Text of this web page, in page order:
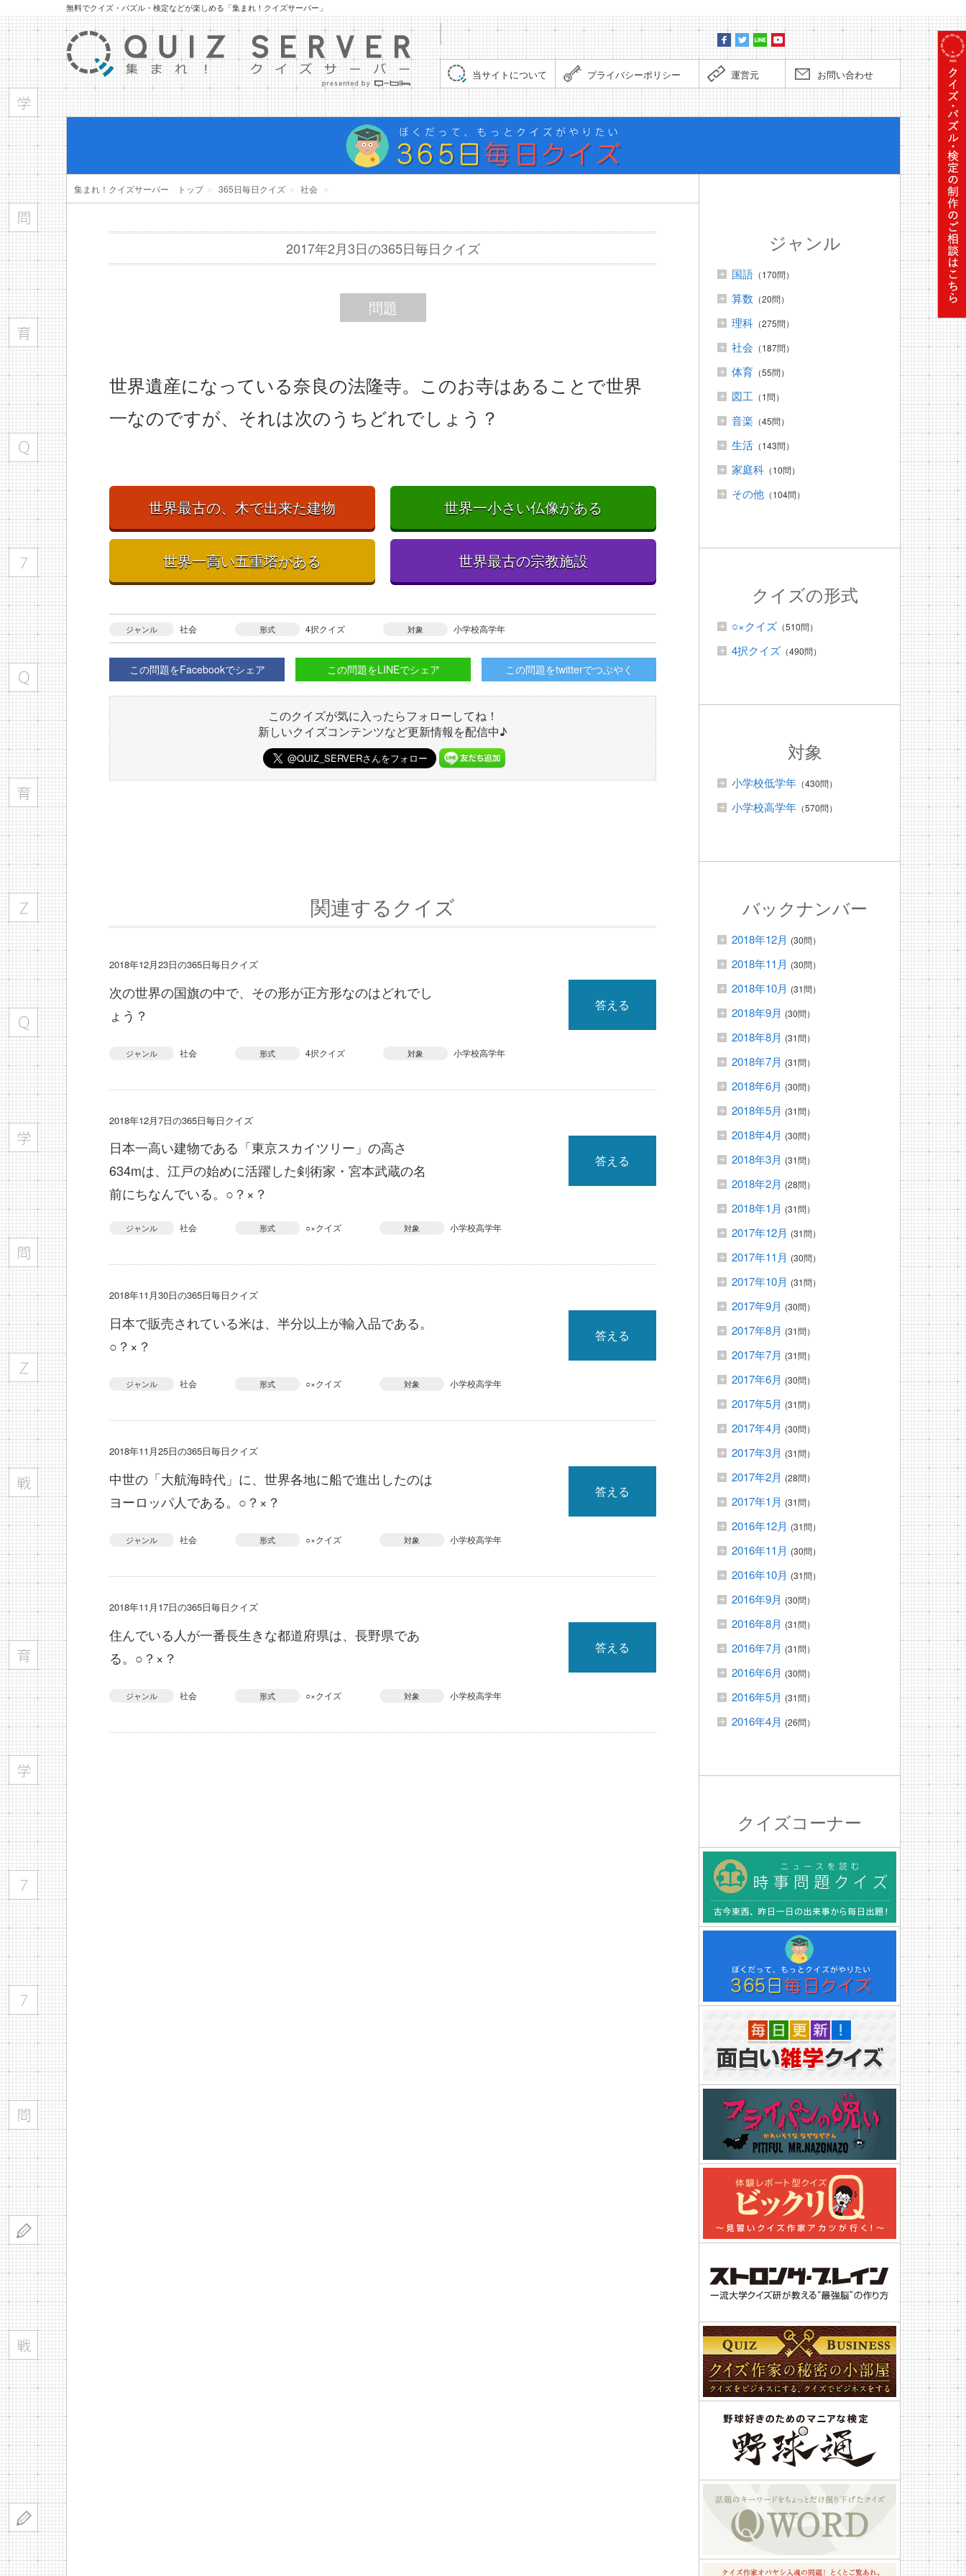
無料でクイズ・パズル・検定などが楽しめる「集まれ！クイズサーバー」
当サイトについて プライバシーポリシー 運営元 お問い合わせ
ぼくだ
集まれ！クイズサーバー トップ＞ 365日毎日クイズ ＞ 社会 ＞
2017年2月3日の365日毎日クイズ
問題
世界遺産になっている奈良の法隆寺。このお寺はあることで世界
一なのですが、それは次のうちどれでしょう？
世界最古の、木で出来た建物 世界一小さい仏像がある
世界一高い五重塔がある 世界最古の宗教施設
ジャンル 社会 形式 4択クイズ 対象 小学校高学年
この問題をFacebookでシェア この問題をLINEでシェア この問題をtwitterでつぶやく
このクイズが気に入ったらフォローしてね！
新しいクイズコンテンツなど更新情報を配信中♪
関連するクイズ
2018年12月23日の365日毎日クイズ
次の世界の国旗の中で、その形が正方形なのはどれでし
ょう？
答える
ジャンル 社会 形式 4択クイズ 対象 小学校高学年
2018年12月7日の365日毎日クイズ
日本一高い建物である「東京スカイツリー」の高さ
634mは、江戸の始めに活躍した剣術家・宮本武蔵の名
前にちなんでいる。○？×？
答える
ジャンル 社会 形式 ○×クイズ 対象 小学校高学年
2018年11月30日の365日毎日クイズ
日本で販売されている米は、半分以上が輸入品である。
○？×？
答える
ジャンル 社会 形式 ○×クイズ 対象 小学校高学年
2018年11月25日の365日毎日クイズ
中世の「大航海時代」に、世界各地に船で進出したのは
ヨーロッパ人である。○？×？
答える
ジャンル 社会 形式 ○×クイズ 対象 小学校高学年
2018年11月17日の365日毎日クイズ
住んでいる人が一番長生きな都道府県は、長野県であ
る。○？×？
答える
ジャンル 社会 形式 ○×クイズ 対象 小学校高学年
ジャンル
国語 （170問）
算数 （20問）
理科 （275問）
社会 （187問）
体育 （55問）
図工 （1問）
音楽 （45問）
生活 （143問）
家庭科 （10問）
その他 （104問）
クイズの形式
○×クイズ （510問）
4択クイズ （490問）
対象
小学校低学年 （430問）
小学校高学年 （570問）
バックナンバー
2018年12月 (30問）
2018年11月 (30問）
2018年10月 (31問）
2018年9月 (30問）
2018年8月 (31問）
2018年7月 (31問）
2018年6月 (30問）
2018年5月 (31問）
2018年4月 (30問）
2018年3月 (31問）
2018年2月 (28問）
2018年1月 (31問）
2017年12月 (31問）
2017年11月 (30問）
2017年10月 (31問）
2017年9月 (30問）
2017年8月 (31問）
2017年7月 (31問）
2017年6月 (30問）
2017年5月 (31問）
2017年4月 (30問）
2017年3月 (31問）
2017年2月 (28問）
2017年1月 (31問）
2016年12月 (31問）
2016年11月 (30問）
2016年10月 (31問）
2016年9月 (30問）
2016年8月 (31問）
2016年7月 (31問）
2016年6月 (30問）
2016年5月 (31問）
2016年4月 (26問）
クイズコーナー